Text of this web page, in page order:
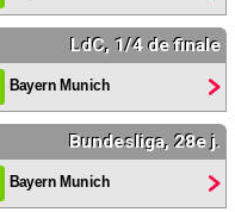
LdC, 1/4 de finale
Bayern Munich
Bundesliga, 28e j.
Bayern Munich